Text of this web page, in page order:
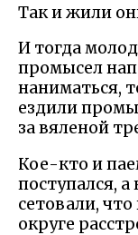
Так и жили
И тогда
промысел
наниматься,
ездили
за вяленой
Кое-кто и
поступался, а
сетовали,
округе